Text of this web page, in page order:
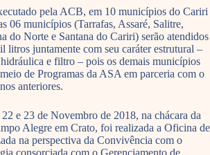
pela ACB, em 10 municípios do Cariri
06 municípios (Tarrafas, Assaré, Salitre,
do Norte e Santana do Cariri) serão atendidos
litros juntamente com seu caráter estrutural –
e filtro – pois os demais municípios
de Programas da ASA em parceria com o
anteriores.
e 23 de Novembro de 2018, na chácara da
Alegre em Crato, foi realizada a Oficina de
na perspectiva da Convivência com o
consorciada com o Gerenciamento de